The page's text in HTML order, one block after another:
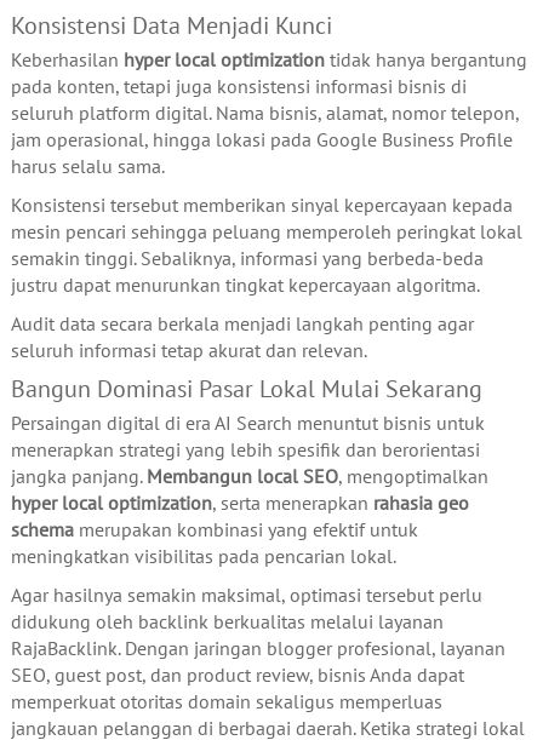
Konsistensi Data Menjadi Kunci
Keberhasilan hyper local optimizationtidak hanya bergantung
pada konten, tetapi juga konsistensi informasi bisnis di
seluruh platform digital. Nama bisnis, alamat, nomor telepon,
jam operasional, hingga lokasi pada Google Business Profile
harus selalu sama.
Konsistensi tersebut memberikan sinyal kepercayaan kepada
mesin pencari sehingga peluang memperoleh peringkat lokal
semakin tinggi. Sebaliknya, informasi yang berbeda-beda
justru dapat menurunkan tingkat kepercayaan algoritma.
Audit data secara berkala menjadi langkah penting agar
seluruh informasi tetap akurat dan relevan.
Bangun Dominasi Pasar Lokal Mulai Sekarang
Persaingan digital di era AI Search menuntut bisnis untuk
menerapkan strategi yang lebih spesifik dan berorientasi
jangka panjang. Membangun local SEO, mengoptimalkan
hyper local optimization, serta menerapkan rahasia geo
schemamerupakan kombinasi yang efektif untuk
meningkatkan visibilitas pada pencarian lokal.
Agar hasilnya semakin maksimal, optimasi tersebut perlu
didukung oleh backlink berkualitas melalui layanan
RajaBacklink. Dengan jaringan blogger profesional, layanan
SEO, guest post, dan product review, bisnis Anda dapat
memperkuat otoritas domain sekaligus memperluas
jangkauan pelanggan di berbagai daerah. Ketika strategi lokal